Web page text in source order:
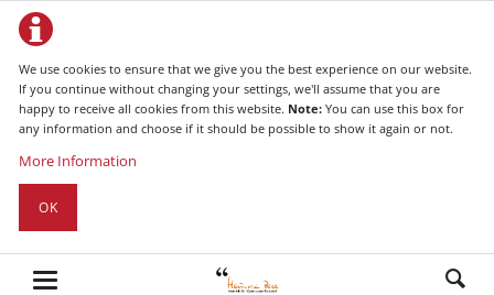
We use cookies to ensure that we give you the best experience on our website.
If you continue without changing your settings, we'll assume that you are
happy to receive all cookies from this website. Note:You can use this box for
any information and choose if it should be possible to show it again or not.
More Information
OK